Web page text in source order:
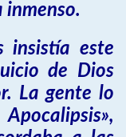
inmenso.
insistía este
de Dios
La gente lo